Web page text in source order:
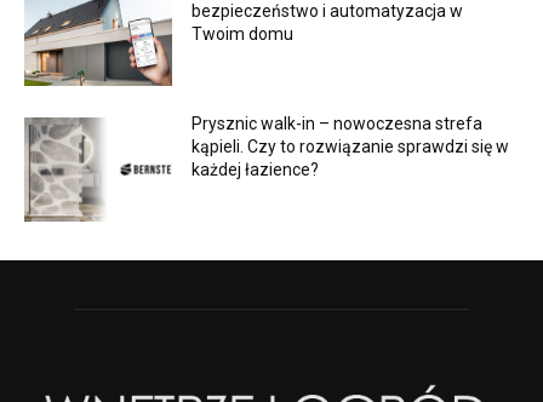
bezpieczeństwo i automatyzacja w
Twoim domu
Prysznic walk-in – nowoczesna strefa
kąpieli. Czy to rozwiązanie sprawdzi się w
każdej łazience?